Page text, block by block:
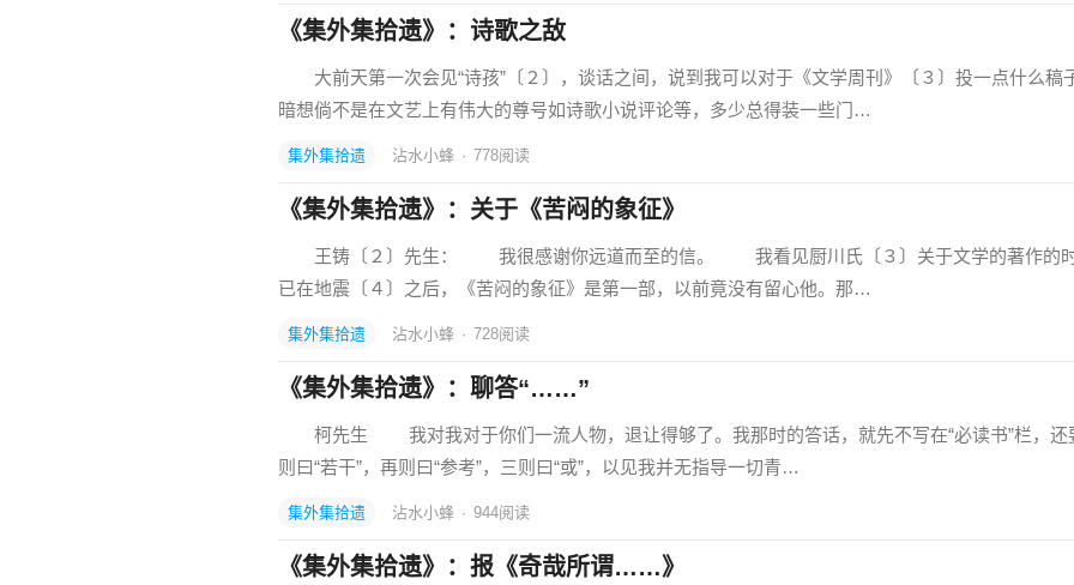
《集外集拾遗》：诗歌之敌
大前天第一次会见“诗孩”〔２〕，谈话之间，说到我可以对于《文学周刊》〔３〕投一点什么稿
暗想倘不是在文艺上有伟大的尊号如诗歌小说评论等，多少总得装一些门…
集外集拾遗 沾水小蜂 · 778阅读
《集外集拾遗》：关于《苦闷的象征》
王铸〔２〕先生： 我很感谢你远道而至的信。 我看见厨川氏〔３〕关于文学的著作的时
已在地震〔４〕之后，《苦闷的象征》是第一部，以前竟没有留心他。那…
集外集拾遗 沾水小蜂 · 728阅读
《集外集拾遗》：聊答“……”
柯先生 我对我对于你们一流人物，退让得够了。我那时的答话，就先不写在“必读书”栏，还
则曰“若干”，再则曰“参考”，三则曰“或”，以见我并无指导一切青…
集外集拾遗 沾水小蜂 · 944阅读
《集外集拾遗》：报《奇哉所谓……》